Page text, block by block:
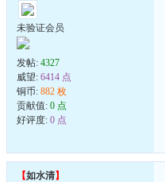
未验证会员
发帖: 4327
威望: 6414 点
铜币: 882 枚
贡献值: 0 点
好评度: 0 点
【如水清】